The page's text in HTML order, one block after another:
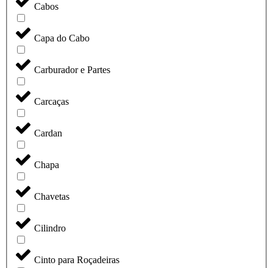
Cabos
Capa do Cabo
Carburador e Partes
Carcaças
Cardan
Chapa
Chavetas
Cilindro
Cinto para Roçadeiras